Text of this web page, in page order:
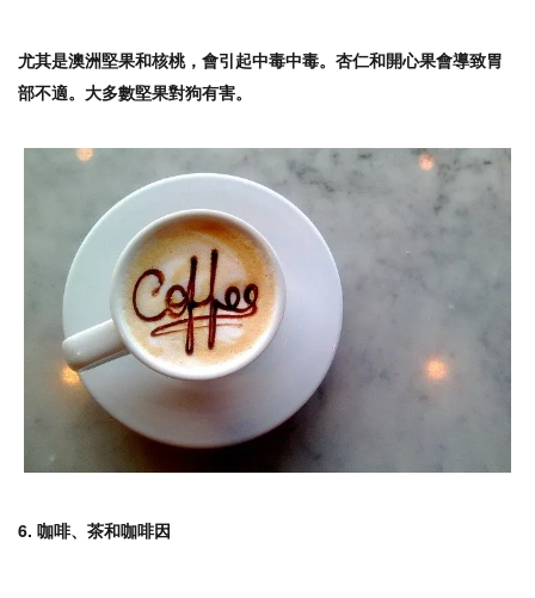
尤其是澳洲堅果和核桃，會引起中毒中毒。杏仁和開心果會導致胃
部不適。大多數堅果對狗有害。
6. 咖啡、茶和咖啡因